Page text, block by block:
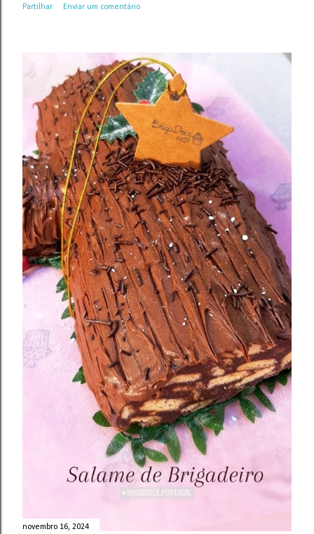
Partilhar Enviar um comentário
novembro 16, 2024